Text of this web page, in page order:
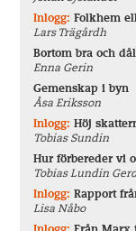
Inlogg:Folkhem
Lars Trägårdh
Bortom bra och
Enna Gerin
Gemenskap i byn
Åsa Eriksson
Inlogg:Höj
Tobias Sundin
Hur förbereder vi
Tobias Lundin
Inlogg:Rapport
Lisa Nåbo